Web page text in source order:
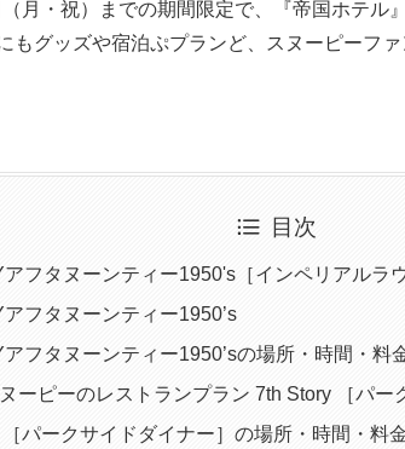
（月・祝）までの期間限定で、『帝国ホテル
もグッズや宿泊ぷプランど、スヌーピーフ
目次
フタヌーンティー1950's［インペリアルラ
フタヌーンティー1950’s
フタヌーンティー1950’sの場所・時間・料
ーピーのレストランプラン 7th Story ［パー
パークサイドダイナー］の場所・時間・料